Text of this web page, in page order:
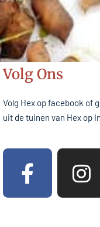
Volg Ons
Volg Hex op facebook of
uit de tuinen van Hex op
F
a
c
I
n
s